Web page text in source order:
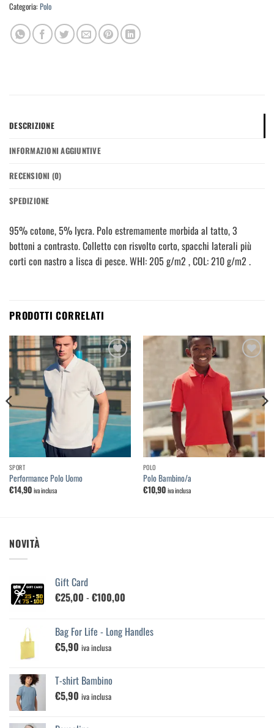
Categoria: Polo
DESCRIZIONE
INFORMAZIONI AGGIUNTIVE
RECENSIONI (0)
SPEDIZIONE
95% cotone, 5% lycra. Polo estremamente morbida al tatto, 3
bottoni a contrasto. Colletto con risvolto corto, spacchi laterali più
corti con nastro a lisca di pesce. WHI: 205 g/m2 , COL: 210 g/m2 .
PRODOTTI CORRELATI
Aggiungi
alla
lista dei
desideri
SPORT
Performance Polo Uomo
€14,90 iva inclusa
Aggiungi
desideri
POLO
Polo Bambino/a
€10,90 iva inclusa
NOVITÀ
Gift Card
€25,00 -€100,00
da
Bag For Life - Long Handles
€5,90 iva inclusa
T-shirt Bambino
€5,90 iva inclusa